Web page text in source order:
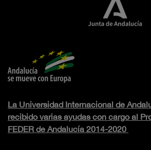
La Universidad Internacional de
recibido varias ayudas con cargo al
FEDER de Andalucía 2014-2020